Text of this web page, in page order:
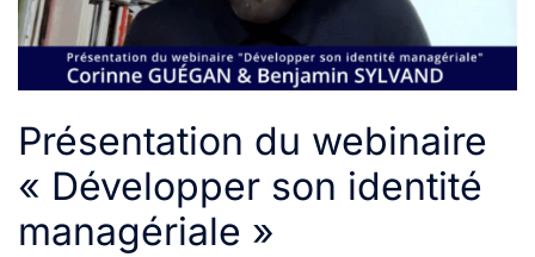
Présentation du webinaire
« Développer son identité
managériale »